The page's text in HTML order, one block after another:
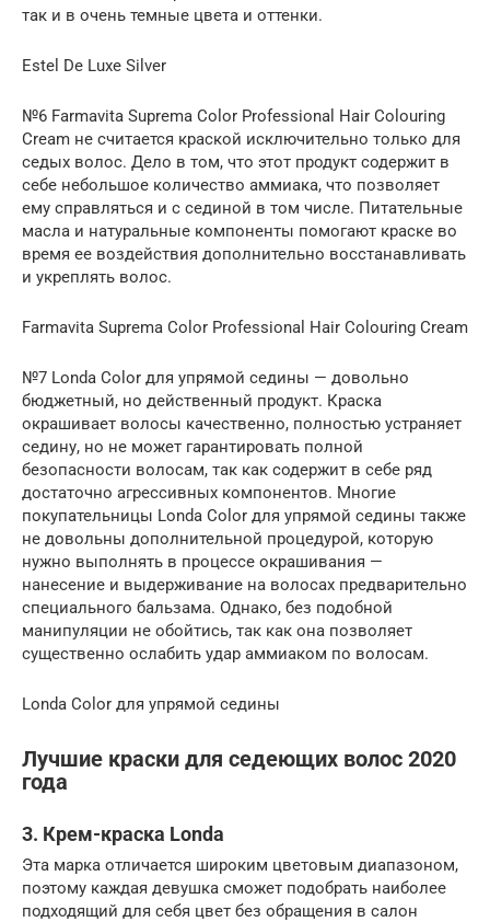
так и в очень темные цвета и оттенки.
Estel De Luxe Silver
№6 Farmavita Suprema Color Professional Hair Colouring
Cream не считается краской исключительно только для
седых волос. Дело в том, что этот продукт содержит в
себе небольшое количество аммиака, что позволяет
ему справляться и с сединой в том числе. Питательные
масла и натуральные компоненты помогают краске во
время ее воздействия дополнительно восстанавливать
и укреплять волос.
Farmavita Suprema Color Professional Hair Colouring Cream
№7 Londa Color для упрямой седины — довольно
бюджетный, но действенный продукт. Краска
окрашивает волосы качественно, полностью устраняет
седину, но не может гарантировать полной
безопасности волосам, так как содержит в себе ряд
достаточно агрессивных компонентов. Многие
покупательницы Londa Color для упрямой седины также
не довольны дополнительной процедурой, которую
нужно выполнять в процессе окрашивания —
нанесение и выдерживание на волосах предварительно
специального бальзама. Однако, без подобной
манипуляции не обойтись, так как она позволяет
существенно ослабить удар аммиаком по волосам.
Londa Color для упрямой седины
Лучшие краски для седеющих волос 2020
года
3. Крем-краска Londa
Эта марка отличается широким цветовым диапазоном,
поэтому каждая девушка сможет подобрать наиболее
подходящий для себя цвет без обращения в салон